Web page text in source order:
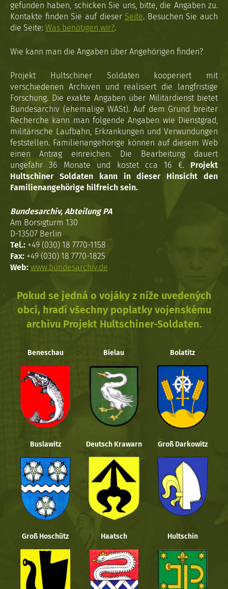
gefunden haben, schicken Sie uns, bitte, die Angaben zu.
Kontakte finden Sie auf dieser Seite. Besuchen Sie auch
die Seite: Was benötigen wir?.
Wie kann man die Angaben über Angehörigen finden?
Projekt Hultschiner Soldaten kooperiert mit
verschiedenen Archiven und realisiert die langfristige
Forschung. Die exakte Angaben über Militärdienst bietet
Bundesarchiv (ehemalige WASt). Auf dem Grund breiter
Recherche kann man folgende Angaben wie Dienstgrad,
militärische Laufbahn, Erkrankungen und Verwundungen
feststellen. Familienangehörige können auf diesem Web
einen Antrag einreichen. Die Bearbeitung dauert
ungefähr 36 Monate und kostet cca 16 €. Projekt
Hultschiner Soldaten kann in dieser Hinsicht den
Familienangehörige hilfreich sein.
Bundesarchiv, Abteilung PA
Am Borsigturm 130
D-13507 Berlin
Tel.: +49 (030) 18 7770-1158
Fax: +49 (030) 18 7770-1825
Web: www.bundesarchiv.de
Pokud se jedná o vojáky z níže uvedených
obcí, hradí všechny poplatky vojenskému
archivu Projekt Hultschiner-Soldaten.
Beneschau Bielau Bolatitz
Buslawitz Deutsch Krawarn Groß Darkowitz
Groß Hoschütz Haatsch Hultschin